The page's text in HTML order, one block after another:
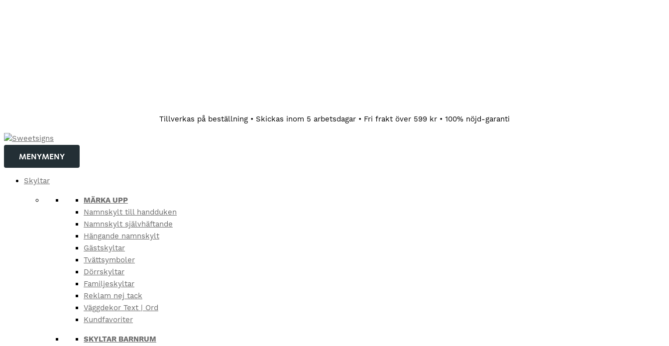
innehåll
Tillverkas på beställning • Skickas inom 5 arbetsdagar • Fri frakt över 599 kr • 100% nöjd-garanti
MENYMENY
Skyltar
MÄRKA UPP
Namnskylt till handduken
Namnskylt självhäftande
Hängande namnskylt
Gästskyltar
Tvättsymboler
Dörrskyltar
Familjeskyltar
Reklam nej tack
Väggdekor Text | Ord
Kundfavoriter
SKYLTAR BARNRUM